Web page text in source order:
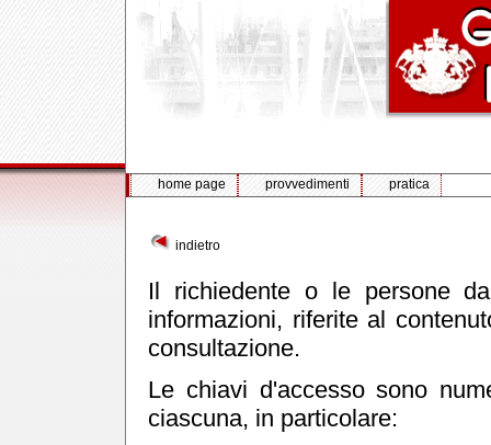
home page provvedimenti pratica
indietro
Il richiedente o le persone
informazioni, riferite al
consultazione.
Le chiavi d'accesso sono
ciascuna, in particolare: